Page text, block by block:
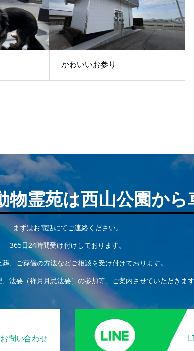
かわいいお参り
物霊苑は西山公園から
まずはお電話にてご連絡ください。
365日24時間受け付けしております。
、ご葬儀の方法などご相談を受け付けております。
法要（祥月月忌法要）の参加等、ご案内させていただきます
問い合わせ